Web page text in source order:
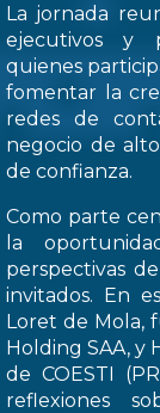
La jornada
ejecutivos y
quienes
fomentar la
redes de
negocio de
de confianza.
Como parte
la
perspectivas
invitados. En
Loret de Mola,
Holding SAA, y
de COESTI
reflexiones